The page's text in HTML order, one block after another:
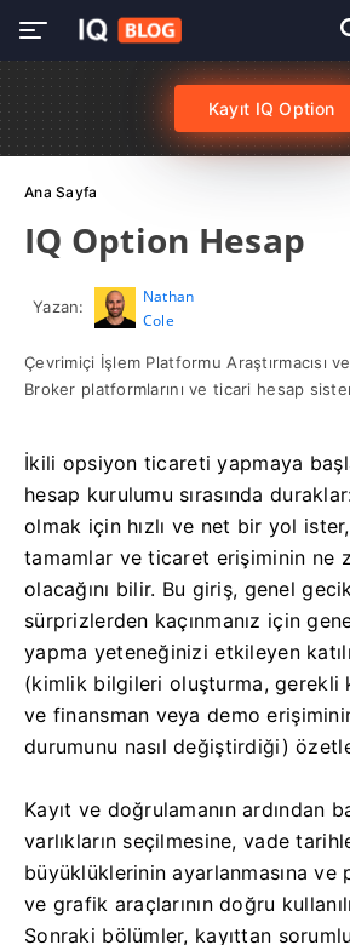
Kayıt IQ Option
Ana Sayfa
IQ Option Hesap
Yazan:
Nathan
Cole
Çevrimiçi İşlem Platformu Araştırmacısı
Broker platformlarını ve ticari hesap
İkili opsiyon ticareti yapmaya
hesap kurulumu sırasında
olmak için hızlı ve net bir yol
tamamlar ve ticaret erişiminin ne
olacağını bilir. Bu giriş, genel
sürprizlerden kaçınmanız için
yapma yeteneğinizi etkileyen
(kimlik bilgileri oluşturma, gerekli
ve finansman veya demo
durumunu nasıl değiştirdiği)
Kayıt ve doğrulamanın ardından
varlıkların seçilmesine, vade
büyüklüklerinin ayarlanmasına ve
ve grafik araçlarının doğru
Sonraki bölümler, kayıttan